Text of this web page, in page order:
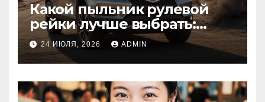
Какой пыльник рулевой
рейки лучше выбрать:
оригинальный или аналог,
резина или полиуретан
24 ИЮЛЯ, 2026 ADMIN